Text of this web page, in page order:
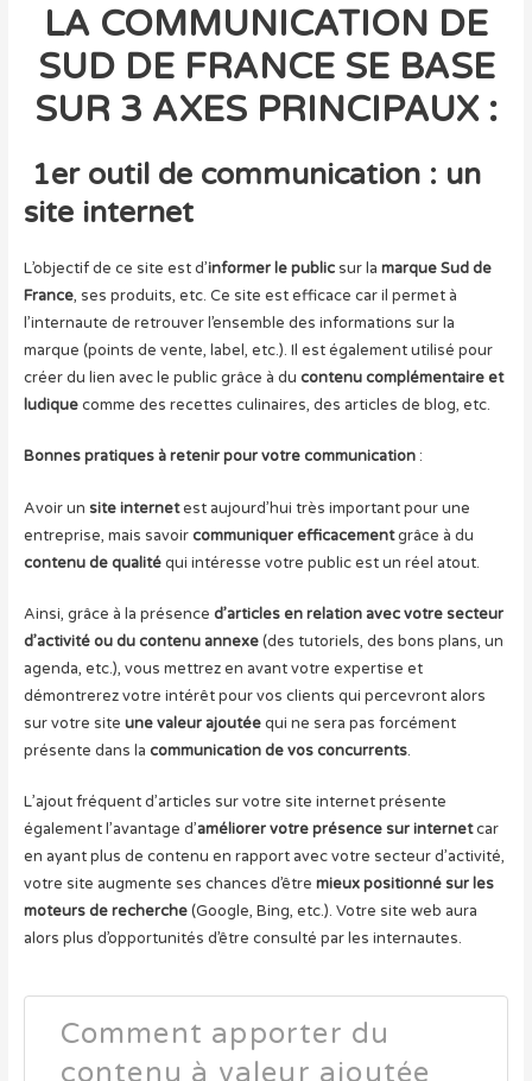
LA COMMUNICATION DE
SUD DE FRANCE SE BASE
SUR 3 AXES PRINCIPAUX :
1er outil de communication : un
site internet
L’objectif de ce site est d’informer le publicsur la marque Sud de
France, ses produits, etc. Ce site est efficace car il permet à
l’internaute de retrouver l’ensemble des informations sur la
marque (points de vente, label, etc.). Il est également utilisé pour
créer du lien avec le public grâce à du contenu complémentaire et
ludiquecomme des recettes culinaires, des articles de blog, etc.
Bonnes pratiques à retenir pour votre communication:
Avoir un site internetest aujourd’hui très important pour une
entreprise, mais savoircommuniquer efficacementgrâce à du
contenu de qualitéqui intéresse votre public est un réel atout.
Ainsi, grâce à la présence d’articles en relation avec votre secteur
d’activité ou du contenu annexe(des tutoriels, des bons plans, un
agenda, etc.), vous mettrez en avant votre expertise et
démontrerez votre intérêt pour vos clients qui percevront alors
sur votre site une valeur ajoutéequi ne sera pas forcément
présente dans la communication de vos concurrents.
L’ajout fréquent d’articles sur votre site internet présente
également l’avantage d’améliorer votre présence sur internetcar
en ayant plus de contenu en rapport avec votre secteur d’activité,
votre site augmente ses chances d’être mieux positionné sur les
moteurs de recherche(Google, Bing, etc.). Votre site web aura
alors plus d’opportunités d’être consulté par les internautes.
Comment apporter du
contenu à valeur ajoutée